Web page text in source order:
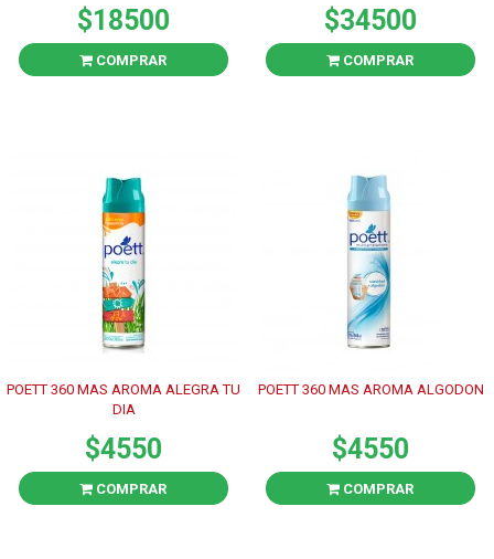
$18500
COMPRAR
$34500
COMPRAR
POETT 360 MAS AROMA ALEGRA TU
DIA
$4550
COMPRAR
POETT 360 MAS AROMA ALGODON
$4550
COMPRAR